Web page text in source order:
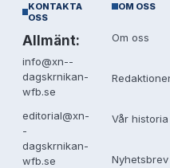
KONTAKTA
OSS
Allmänt:
info@xn--
dagskrnikan-
wfb.se
editorial@xn-
-
dagskrnikan-
wfb.se
OM OSS
Om oss
Vår historia
Nyhetsbrev